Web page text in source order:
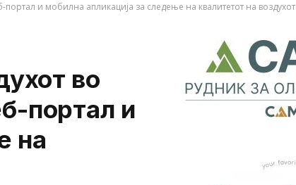
и мобилна апликација за следење на квалитетот на воздухот
во
портал и
на